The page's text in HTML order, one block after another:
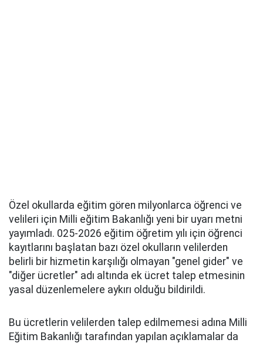
Özel okullarda eğitim gören milyonlarca öğrenci ve
velileri için Milli eğitim Bakanlığı yeni bir uyarı metni
yayımladı. 025-2026 eğitim öğretim yılı için öğrenci
kayıtlarını başlatan bazı özel okulların velilerden
belirli bir hizmetin karşılığı olmayan "genel gider" ve
"diğer ücretler" adı altında ek ücret talep etmesinin
yasal düzenlemelere aykırı olduğu bildirildi.
Bu ücretlerin velilerden talep edilmemesi adına Milli
Eğitim Bakanlığı tarafından yapılan açıklamalar da